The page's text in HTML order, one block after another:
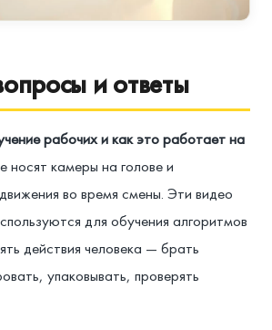
и ответы
рабочих и как это работает на
носят камеры на голове и
во время смены. Эти видео
для обучения алгоритмов
действия человека — брать
упаковывать, проверять